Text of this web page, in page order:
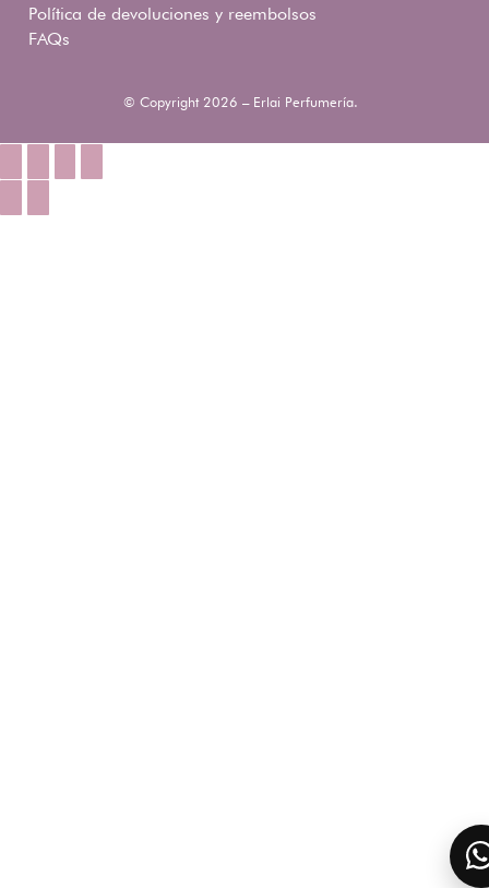
Política de devoluciones y reembolsos
FAQs
© Copyright 2026 – Erlai Perfumería.